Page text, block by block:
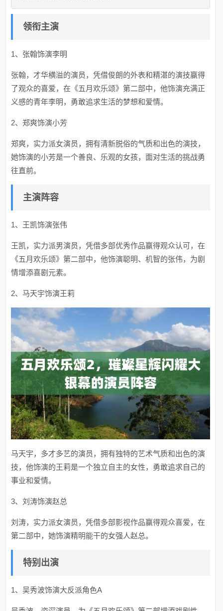
领衔主演
1、张翰饰演李明
张翰，才华横溢的演员，凭借俊朗的外表和精湛的演技赢得
了观众的喜爱，在《五月欢乐颂》第二部中，他饰演充满正
义感的青年李明，勇敢追求生活的梦想和爱情。
2、郑爽饰演小芳
郑爽，实力派女演员，拥有清新脱俗的气质和出色的演技，
她饰演的小芳是一个善良、乐观的女孩，面对生活的挑战勇
往直前。
主演阵容
1、王凯饰演张伟
王凯，实力派男演员，凭借多部优秀作品赢得观众认可，在
《五月欢乐颂》第二部中，他饰演聪明、机智的张伟，为剧
情增添喜剧元素。
2、马天宇饰演王莉
马天宇，多才多艺的演员，拥有独特的艺术气质和出色的演
技，他饰演的王莉是一个独立自主的女性，勇敢追求自己的
事业和爱情。
3、刘涛饰演赵总
刘涛，实力派女演员，凭借多部影视作品赢得观众喜爱，在
第二部中，她饰演精明能干的女强人赵总。
特别出演
1、吴秀波饰演大反派角色A